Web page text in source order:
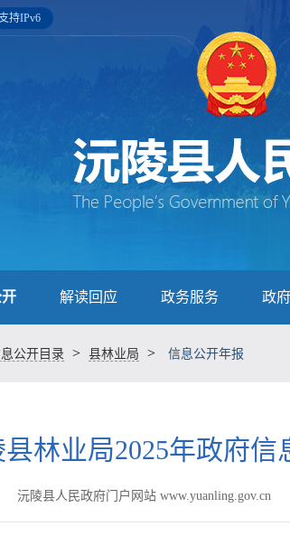
持IPv6
解读回应 政务服务 政
公开目录 > 县林业局 > 信息公开年报
县林业局2025年政府
沅陵县人民政府门户网站 www.yuanling.gov.cn